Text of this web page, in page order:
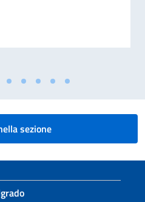
DEL 70. ANNIVERSARIO DEL
sezione